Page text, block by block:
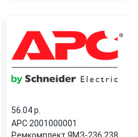
56.04 p.
APC·2001000001